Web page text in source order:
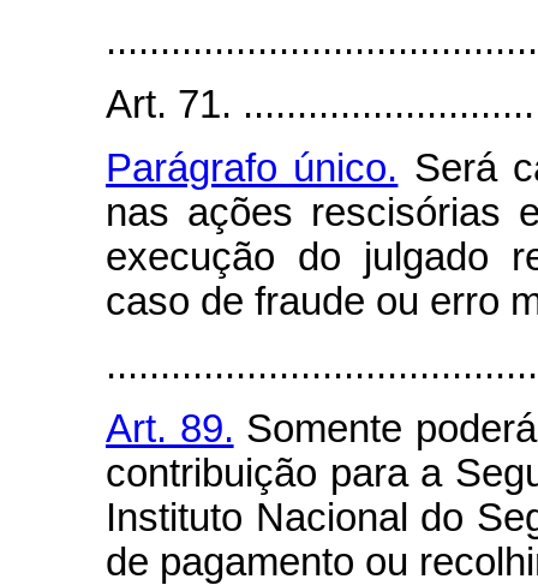
Art. 71.
Parágrafo único. Será
nas ações rescisórias
execução do julgado
caso de fraude ou erro
Art. 89. Somente
contribuição para a
Instituto Nacional do
de pagamento ou